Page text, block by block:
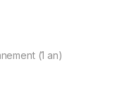
(1 an)